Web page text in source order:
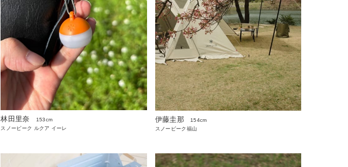
林田里奈
153cm
スノーピーク ルクア イーレ
伊藤圭那
154cm
スノーピーク福山